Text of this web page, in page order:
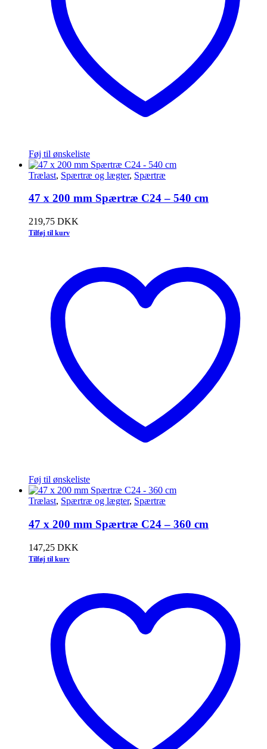
Føj til ønskeliste
Trælast, Spærtræ og lægter, Spærtræ
47 x 200 mm Spærtræ C24 – 540 cm
219,75 DKK
Tilføj til kurv
Føj til ønskeliste
Trælast, Spærtræ og lægter, Spærtræ
47 x 200 mm Spærtræ C24 – 360 cm
147,25 DKK
Tilføj til kurv